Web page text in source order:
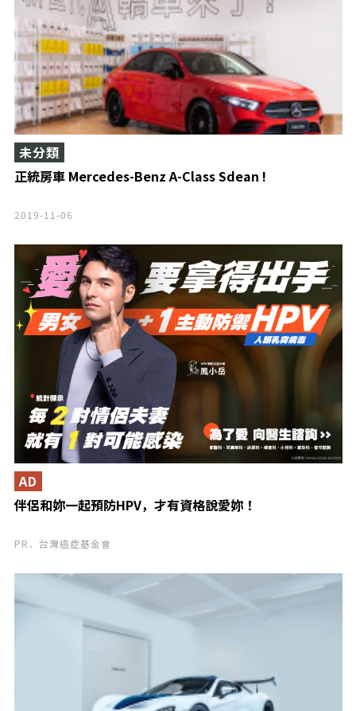
正統房車 Mercedes-Benz A-Class Sdean !
未分類
2019-11-06
伴侶和妳一起預防HPV，才有資格說愛妳！
AD
PR．台灣癌症基金會